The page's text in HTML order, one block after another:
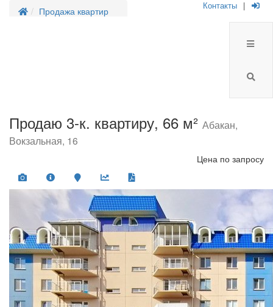
Продажа квартир Контакты |
Продаю 3-к. квартиру, 66 м² Абакан,
Вокзальная, 16
Цена по запросу